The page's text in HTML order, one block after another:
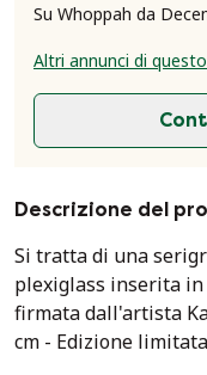
Su Whoppah da
Altri annunci di
Descrizione del
Si tratta di una
plexiglass inserita in
firmata dall'artista
cm - Edizione